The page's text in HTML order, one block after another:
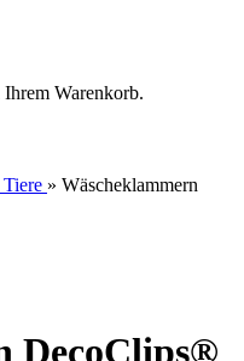
Warenkorb.
» Wäscheklammern
DecoClips®